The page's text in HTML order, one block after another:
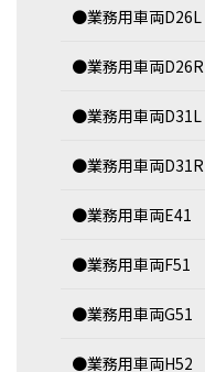
●業務用車両D26L
●業務用車両D26R
●業務用車両D31L
●業務用車両D31R
●業務用車両E41
●業務用車両F51
●業務用車両G51
●業務用車両H52